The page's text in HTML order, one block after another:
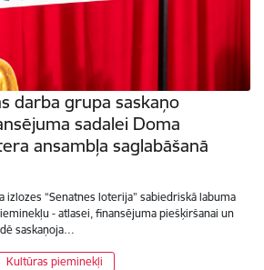
darba grupa saskaņo
sadalei Doma
ansambļa saglabāšanā
izlozes “Senatnes loterija” sabiedriskā labuma
- atlasei, finansējuma piešķiršanai un
saskaņoja…
Kultūras pieminekļi